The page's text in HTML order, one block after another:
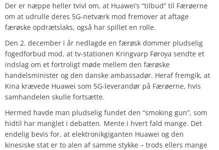
Der er næppe heller tvivl om, at Huawei’s “tilbud” til Færøerne
om at udrulle deres 5G-netværk mod fremover at aftage
færøske opdrætslaks, også har spillet en rolle.
Den 2. december i år nedlagde en færøsk dommer pludselig
fogedforbud mod, at tv-stationen Kringvarp Føroya sendte et
indslag om et fortroligt møde mellem den færøske
handelsminister og den danske ambassadør. Heraf fremgik, at
Kina krævede Huawei som 5G-leverandør på Færøerne, hvis
samhandelen skulle fortsætte.
Hermed havde man pludselig fundet den “smoking gun”, som
hidtil har manglet i debatten. Mente i hvert fald mange. Det
endelig bevis for, at elektronikgiganten Huawei og den
kinesiske stat er to alen af samme stykke – trods ellers mange